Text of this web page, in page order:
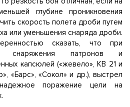
глубине проникновения
скорость полета дроби путем
или уменьшения снаряда дроби.
сказать, что при
снаряжения патронов и
капсюлей («жевело», KB 21 и
«Барс», «Сокол» и др.), выстрел
поражение цели на